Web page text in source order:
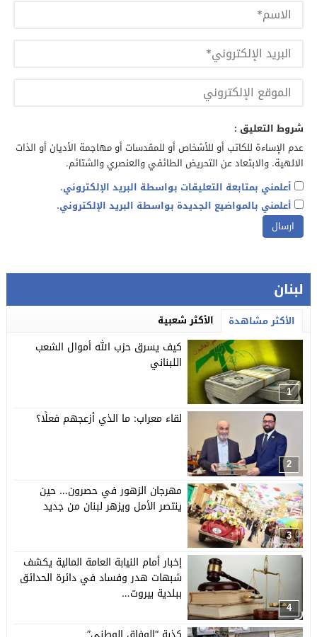
شروط التعليق :
عدم الإساءة للكاتب أو للأشخاص أو للمقدسات أو مهاجمة الأديان أو الذات
الالهية. والابتعاد عن التحريض الطائفي والعنصري والشتائم.
أعلمني بمتابعة التعليقات بواسطة البريد الإلكتروني.
أعلمني بالمواضيع الجديدة بواسطة البريد الإلكتروني.
لبنان
الأكثر مشاهدة الأكثر شعبية
1
كيف يسرق حزب الله أموال الشعب
اللبناني
2
لقاء معراب: ما الذي أزعجهم فعلًا؟
3
مهرجان الزهور في حصرون… حين
ينتصر الأمل ويزهر لبنان من جديد
4
إخبار أمام النيابة العامة المالية يكشف
شبهات هدر وفساد في دائرة الحدائق
ببلدية بيروت…